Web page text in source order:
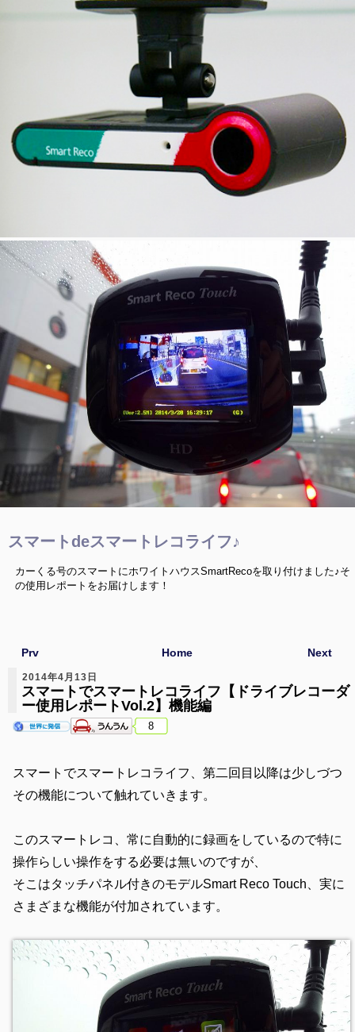
スマートdeスマートレコライフ♪
カーくる号のスマートにホワイトハウスSmartRecoを取り付けました♪そ
の使用レポートをお届けします！
Next
Prv Home
2014年4月13日
スマートでスマートレコライフ【ドライブレコーダ
ー使用レポートVol.2】機能編
8
スマートでスマートレコライフ、第二回目以降は少しづつ
その機能について触れていきます。
このスマートレコ、常に自動的に録画をしているので特に
操作らしい操作をする必要は無いのですが、
そこはタッチパネル付きのモデルSmart Reco Touch、実に
さまざまな機能が付加されています。